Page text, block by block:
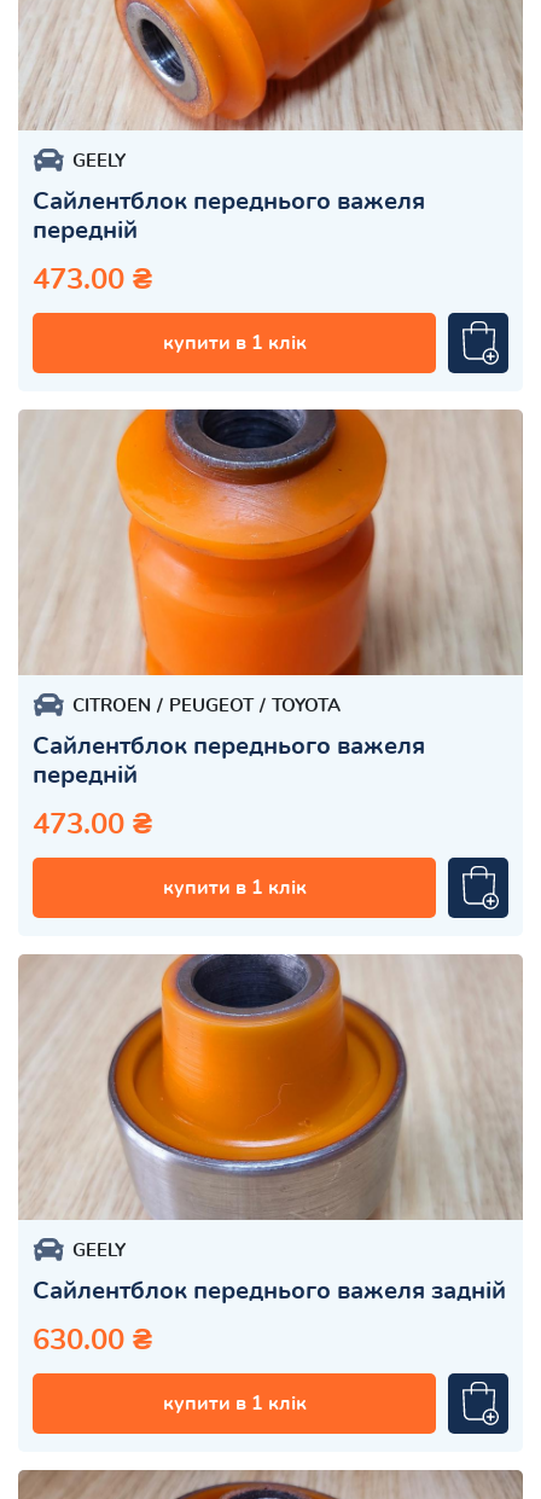
GEELY
Сайлентблок переднього важеля
передній
473.00 ₴
купити в 1 клік
CITROEN PEUGEOT TOYOTA
Сайлентблок переднього важеля
передній
473.00 ₴
купити в 1 клік
GEELY
Сайлентблок переднього важеля задній
630.00 ₴
купити в 1 клік